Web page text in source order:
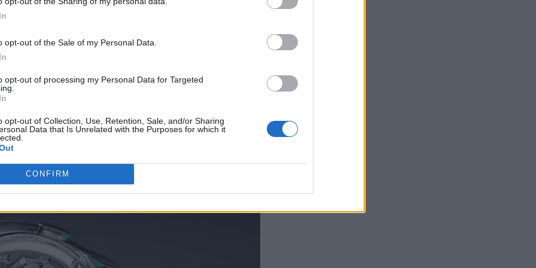
opt-out of the Sale of my Personal Data.
opt-out of processing my Personal Data for Targeted
opt-out of Collection, Use, Retention, Sale, and/or Sharing
Data that Is Unrelated with the Purposes for which it
CONFIRM
902 (già impiegato nello
e la massa oscillante, una scelta che ha
integrare il secondo fuso orario e il datario.
dell’HMC 902, come la ruota a colonne. Inoltre, il
lancetta dei minuti trascorsi di compiere uno scatto
tramite una camma a chiocciola, migliorando così